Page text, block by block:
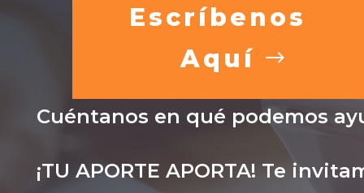
Escríbenos
Aquí
Cuéntanos en qué podemos
¡TU APORTE APORTA! Te